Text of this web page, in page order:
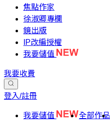
焦點作家
徐淑卿專欄
鏡出版
IP改編授權
我要儲值
我要收費
登入/註冊
我要儲值 全部作品